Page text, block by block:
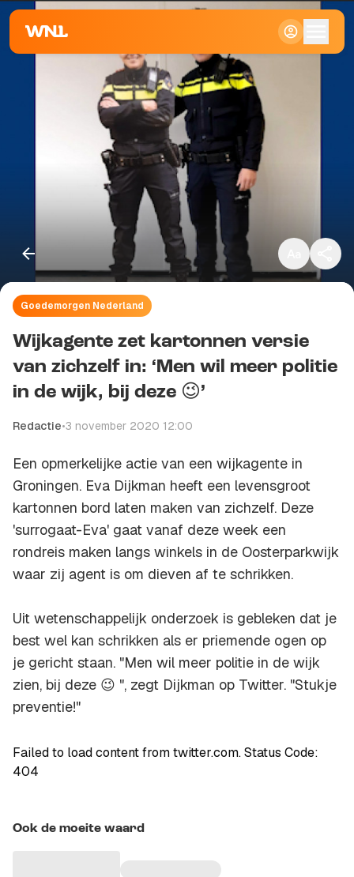
Klein
Standaard
Goedemorgen Nederland
Wijkagente zet kartonnen versie
van zichzelf in: ‘Men wil meer politie
in de wijk, bij deze 😉’
Redactie•3 november 2020 12:00
Een opmerkelijke actie van een wijkagente in
Groningen. Eva Dijkman heeft een levensgroot
kartonnen bord laten maken van zichzelf. Deze
'surrogaat-Eva' gaat vanaf deze week een
rondreis maken langs winkels in de Oosterparkwijk
waar zij agent is om dieven af te schrikken.
Uit wetenschappelijk onderzoek is gebleken dat je
best wel kan schrikken als er priemende ogen op
je gericht staan. "Men wil meer politie in de wijk
zien, bij deze 😉 ", zegt Dijkman op Twitter. "Stukje
preventie!"
Failed to load content from twitter.com. Status Code:
404
Ook de moeite waard